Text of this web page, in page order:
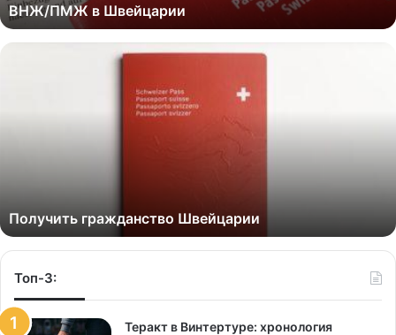
ВНЖ/ПМЖ в Швейцарии
Получить гражданство Швейцарии
Топ-3:
Теракт в Винтертуре: хронология